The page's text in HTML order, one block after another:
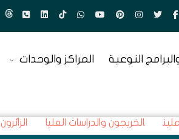
النوعية المراكز والوحدات
الخريجون والدراسات العليا الزائرون